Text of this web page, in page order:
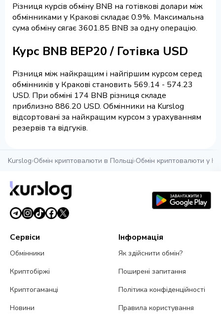
Різниця курсів обміну BNB на готівкові долари між
обмінниками у Кракові складає 0.9%. Максимальна
сума обміну сягає 3601.85 BNB за одну операцію.
Курс BNB BEP20 / Готівка USD
Різниця між найкращим і найгіршим курсом серед
обмінників у Кракові становить 569.14 - 574.23
USD. При обміні 174 BNB різниця складе
приблизно 886.20 USD. Обмінники на Kurslog
відсортовані за найкращим курсом з урахуванням
резервів та відгуків.
Kurslog›Обмін криптовалюти в Польщі›Обмін криптовалюти у
Сервіси
Обмінники
Криптобіржі
Криптогаманці
Новини
Інформація
Як здійснити обмін?
Поширені запитання
Політика конфіденційності
Правила користування